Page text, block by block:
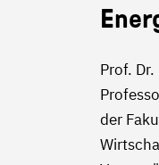
Prof.
der